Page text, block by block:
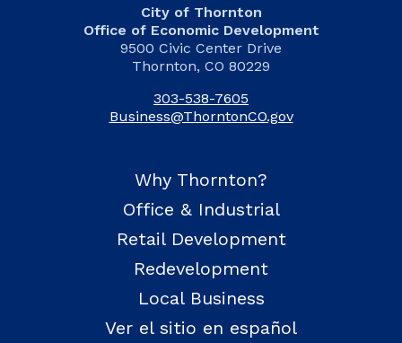
City of Thornton
Office of Economic Development
9500 Civic Center Drive
Thornton, CO 80229
303-538-7605
Business@ThorntonCO.gov
Why Thornton?
Office & Industrial
Retail Development
Redevelopment
Local Business
Ver el sitio en español